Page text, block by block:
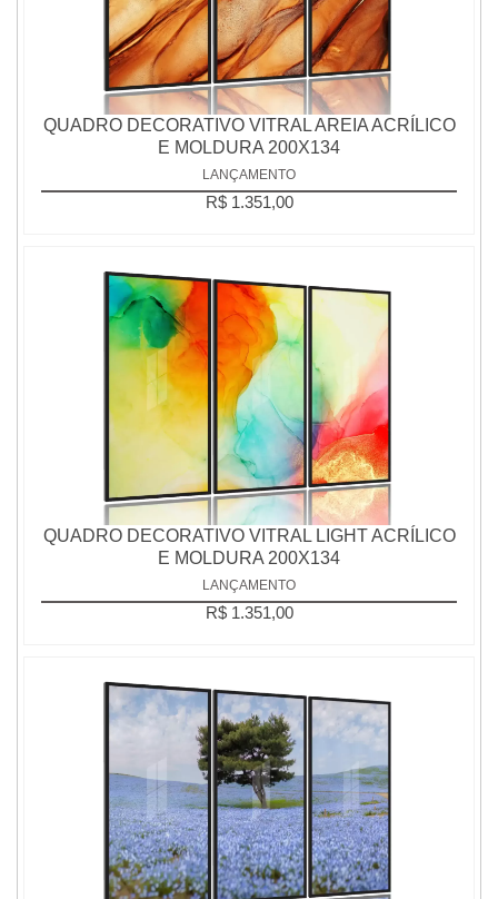
QUADRO DECORATIVO VITRAL AREIA ACRÍLICO
E MOLDURA 200X134
LANÇAMENTO
R$ 1.351,00
QUADRO DECORATIVO VITRAL LIGHT ACRÍLICO
E MOLDURA 200X134
LANÇAMENTO
R$ 1.351,00